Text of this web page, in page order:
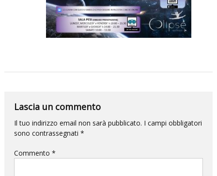
devastante.
Lascia un commento
Il tuo indirizzo email non sarà pubblicato. I campi obbligatori
sono contrassegnati *
Commento *